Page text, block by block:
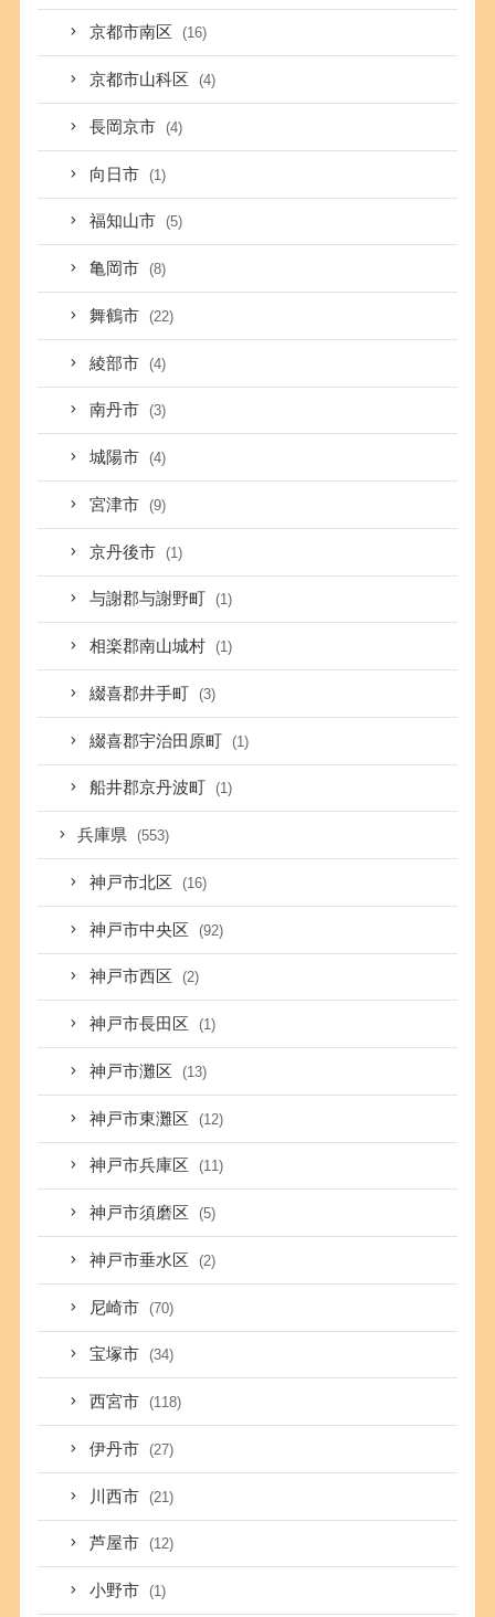
京都市南区 (16)
京都市山科区 (4)
長岡京市 (4)
向日市 (1)
福知山市 (5)
亀岡市 (8)
舞鶴市 (22)
綾部市 (4)
南丹市 (3)
城陽市 (4)
宮津市 (9)
京丹後市 (1)
与謝郡与謝野町 (1)
相楽郡南山城村 (1)
綴喜郡井手町 (3)
綴喜郡宇治田原町 (1)
船井郡京丹波町 (1)
兵庫県 (553)
神戸市北区 (16)
神戸市中央区 (92)
神戸市西区 (2)
神戸市長田区 (1)
神戸市灘区 (13)
神戸市東灘区 (12)
神戸市兵庫区 (11)
神戸市須磨区 (5)
神戸市垂水区 (2)
尼崎市 (70)
宝塚市 (34)
西宮市 (118)
伊丹市 (27)
川西市 (21)
芦屋市 (12)
小野市 (1)